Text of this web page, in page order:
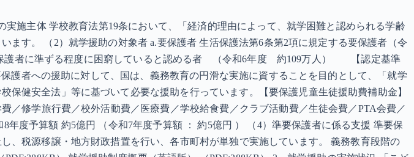
施主体 学校教育法第19条において、「経済的理由によって、就学困難と認められる学齢
す。 （2）就学援助の対象者 a.要保護者 生活保護法第6条第2項に規定する要保護者（令
護者に準ずる程度に困窮していると認める者 （令和6年度 約109万人） 【認定基準
護者への援助に対して、国は、義務教育の円滑な実施に資することを目的として、「就学
健安全法」等に基づいて必要な援助を行っています。【要保護児童生徒援助費補助金】
修学旅行費／校外活動費／医療費／学校給食費／クラブ活動費／生徒会費／PTA会費／
度予算額 約5億円 （令和7年度予算額 ： 約5億円 ） （4）準要保護者に係る支援 準要保
、税源移譲・地方財政措置を行い、各市町村が単独で実施しています。 義務教育段階の